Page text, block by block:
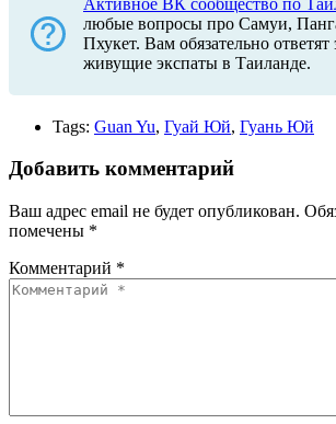
любые вопросы про Самуи,
Пхукет. Вам обязательно
живущие экспаты в Таиланде.
Tags: Guan Yu, Гуай Юй, Гуань Юй
Добавить комментарий
Ваш адрес email не будет опубликован.
помечены *
Комментарий *